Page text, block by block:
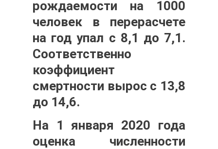
рождаемости на 1000
человек в перерасчете
на год упал с 8,1 до 7,1.
Соответственно
коэффициент
смертности вырос с 13,8
до 14,6.
На 1 января 2020 года
оценка численности